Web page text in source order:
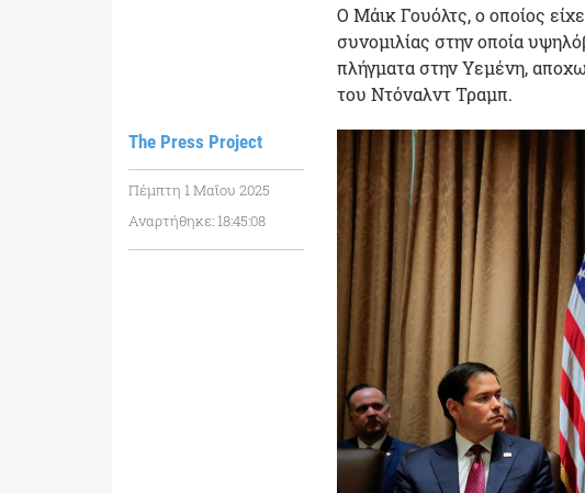
The Press Project
Πέμπτη 1 Μαΐου 2025
Αναρτήθηκε: 18:45:08
Ο Μάικ Γουόλτς, ο οποίος
συνομιλίας στην οποία
πλήγματα στην Υεμένη,
του Ντόναλντ Τραμπ.